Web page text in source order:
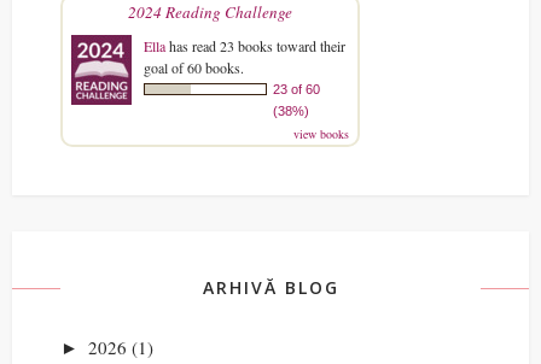
2024 Reading Challenge
Ellahas read 23 books toward their
goal of 60 books.
23 of 60
(38%)
view books
ARHIVĂ BLOG
► 2026 (1)